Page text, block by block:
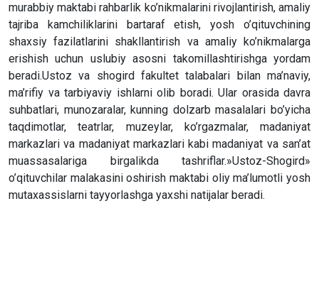
murabbiy maktabi rahbarlik ko’nikmalarini rivojlantirish, amaliy
tajriba kamchiliklarini bartaraf etish, yosh o’qituvchining
shaxsiy fazilatlarini shakllantirish va amaliy ko’nikmalarga
erishish uchun uslubiy asosni takomillashtirishga yordam
beradi.Ustoz va shogird fakultet talabalari bilan ma’naviy,
ma’rifiy va tarbiyaviy ishlarni olib boradi. Ular orasida davra
suhbatlari, munozaralar, kunning dolzarb masalalari bo’yicha
taqdimotlar, teatrlar, muzeylar, ko’rgazmalar, madaniyat
markazlari va madaniyat markazlari kabi madaniyat va san’at
muassasalariga birgalikda tashriflar.»Ustoz-Shogird»
o’qituvchilar malakasini oshirish maktabi oliy ma’lumotli yosh
mutaxassislarni tayyorlashga yaxshi natijalar beradi.